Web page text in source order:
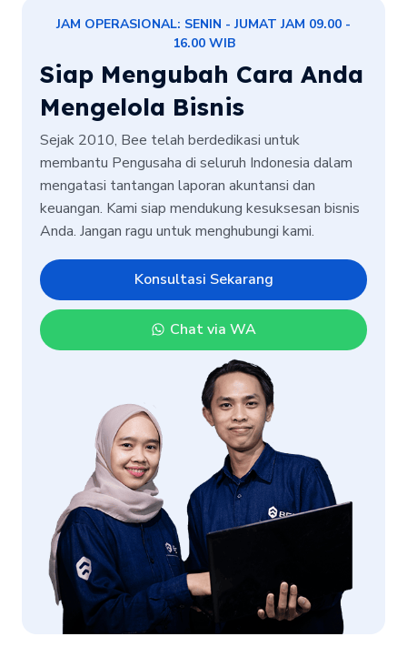
JAM OPERASIONAL: SENIN - JUMAT JAM 09.00 -
16.00 WIB
Siap Mengubah Cara Anda
Mengelola Bisnis
Sejak 2010, Bee telah berdedikasi untuk
membantu Pengusaha di seluruh Indonesia dalam
mengatasi tantangan laporan akuntansi dan
keuangan. Kami siap mendukung kesuksesan bisnis
Anda. Jangan ragu untuk menghubungi kami.
Konsultasi Sekarang
Chat via WA